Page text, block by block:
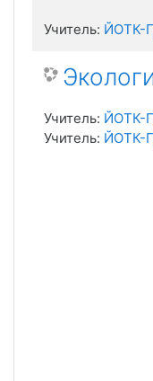
Учитель: ЙОТК-
Учитель: ЙОТК-
Учитель: ЙОТК-